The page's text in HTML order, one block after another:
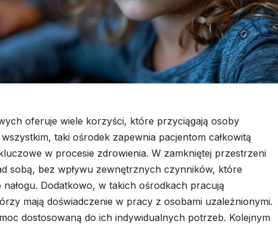
oferuje wiele korzyści, które przyciągają osoby
taki ośrodek zapewnia pacjentom całkowitą
w procesie zdrowienia. W zamkniętej przestrzeni
sobą, bez wpływu zewnętrznych czynników, które
Dodatkowo, w takich ośrodkach pracują
mają doświadczenie w pracy z osobami uzależnionymi.
dostosowaną do ich indywidualnych potrzeb. Kolejnym